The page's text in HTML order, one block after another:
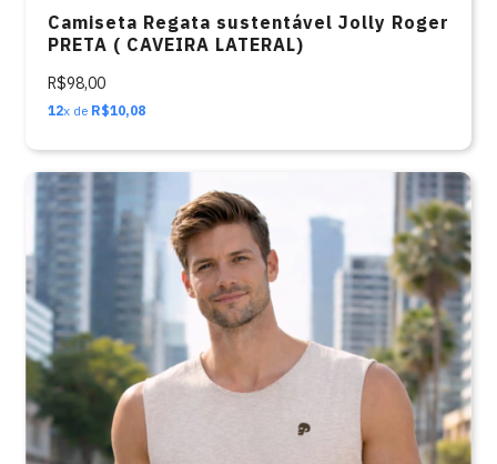
Camiseta Regata sustentável Jolly Roger
PRETA ( CAVEIRA LATERAL)
R$98,00
12x de R$10,08